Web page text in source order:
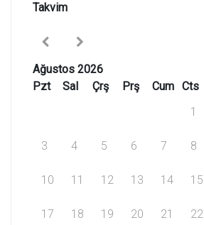
Takvim
Ağustos 2026
Pzt
Sal Çrş Prş Cum Cts
1
3 4 5 6 7 8
10 11 12 13 14 15
17 18 19 20 21 22